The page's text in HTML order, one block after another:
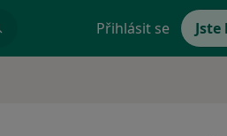
Přihlásit se Jste